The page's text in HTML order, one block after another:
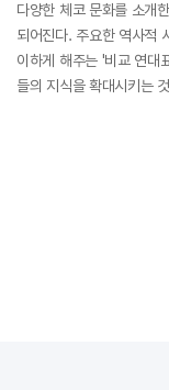
다양한 체코 문화를 소개
되어진다. 주요한 역사적
이하게 해주는 '비교 연대
들의 지식을 확대시키는